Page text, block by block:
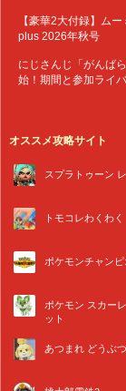
【豪華2大付録】ム
plus 2026年秋号
にじさんじ「がんば
始！期間と参加ライ
オススメ攻略サイト
スプラトゥーン
トモコレわくわく
ポケモンチャン
ポケモン スカー
ット
あつまれ どうぶ